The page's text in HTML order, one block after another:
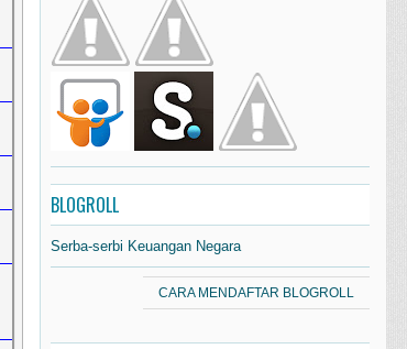
BLOGROLL
Serba-serbi Keuangan Negara
CARA MENDAFTAR BLOGROLL